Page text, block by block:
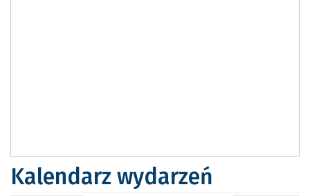
Kalendarz wydarzeń